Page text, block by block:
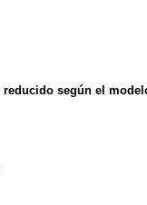
según el